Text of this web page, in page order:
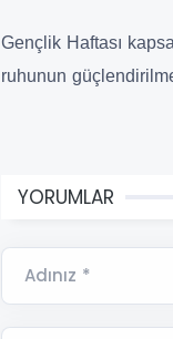
Gençlik Haftası
ruhunun
YORUMLAR
Adınız *